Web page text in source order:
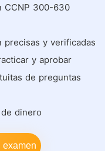
CCNP 300-630
precisas y verificadas
y aprobar
de preguntas
dinero
examen